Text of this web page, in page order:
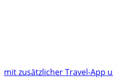
mit zusätzlicher Travel-App